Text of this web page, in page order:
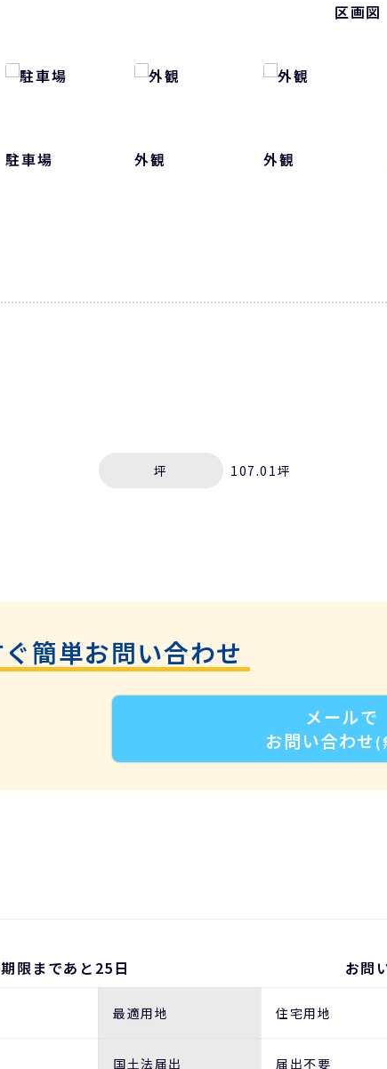
区画図
駐車場 外観 外観
坪 107.01坪
簡単お問い合わせ
メールで
お問い合わせ(
限まであと25日 お問
最適用地 住宅用地
国土法届出 届出不要